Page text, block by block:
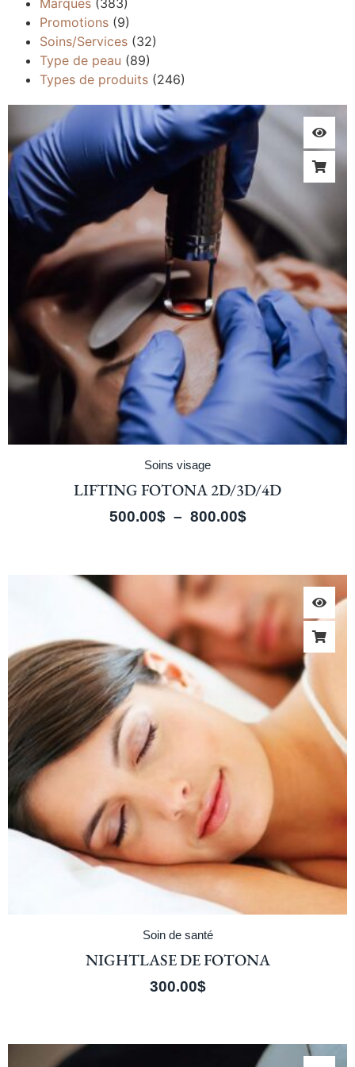
Marques (383)
Promotions (9)
Soins/Services (32)
Type de peau (89)
Types de produits (246)
Soins visage
LIFTING FOTONA 2D/3D/4D
500.00$ – 800.00$
Soin de santé
NIGHTLASE DE FOTONA
300.00$